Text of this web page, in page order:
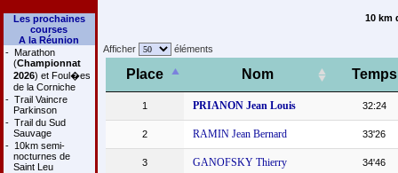
Les prochaines
courses
A la Réunion
- Marathon
(Championnat
2026) et Foul�es
de la Corniche
- Trail Vaincre
Parkinson
- Trail du Sud
Sauvage
- 10km semi-
nocturnes de
Saint Leu
10 km
Afficher éléments
Place Nom Temps
1 PRIANON Jean Louis 32:24
2 RAMIN Jean Bernard 33'26
3 GANOFSKY Thierry 34'46